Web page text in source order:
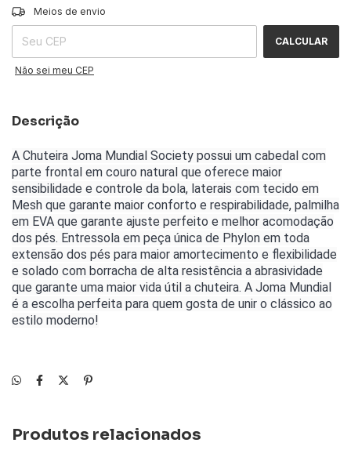
Entregas para o CEP:
Meios de envio
CALCULAR
Não sei meu CEP
Descrição
A Chuteira Joma Mundial Society possui um cabedal com
parte frontal em couro natural que oferece maior
sensibilidade e controle da bola, laterais com tecido em
Mesh que garante maior conforto e respirabilidade, palmilha
em EVA que garante ajuste perfeito e melhor acomodação
dos pés. Entressola em peça única de Phylon em toda
extensão dos pés para maior amortecimento e flexibilidade
e solado com borracha de alta resistência a abrasividade
que garante uma maior vida útil a chuteira. A Joma Mundial
é a escolha perfeita para quem gosta de unir o clássico ao
estilo moderno!
Produtos relacionados